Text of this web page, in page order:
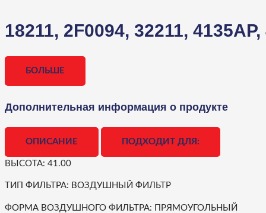
18211, 2F0094, 32211, 4135AP,
БОЛЬШЕ
Дополнительная информация о продукте
ОПИСАНИЕ ПОДХОДИТ ДЛЯ:
ВЫСОТА: 41.00
ТИП ФИЛЬТРА: ВОЗДУШНЫЙ ФИЛЬТР
ФОРМА ВОЗДУШНОГО ФИЛЬТРА: ПРЯМОУГОЛЬНЫЙ